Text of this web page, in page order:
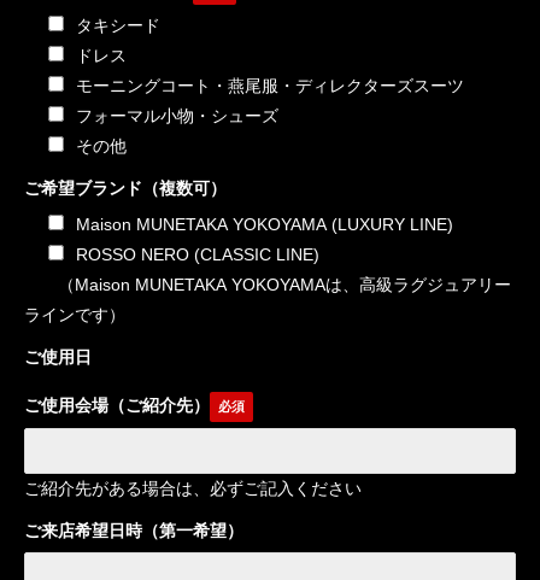
タキシード
ドレス
モーニングコート・燕尾服・ディレクターズスーツ
フォーマル小物・シューズ
その他
ご希望ブランド（複数可）
Maison MUNETAKA YOKOYAMA (LUXURY LINE)
ROSSO NERO (CLASSIC LINE)
（Maison MUNETAKA YOKOYAMAは、高級ラグジュアリー
ラインです）
ご使用日
ご使用会場（ご紹介先）
ご紹介先がある場合は、必ずご記入ください
ご来店希望日時（第一希望）